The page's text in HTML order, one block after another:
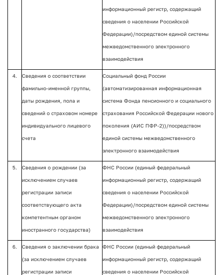
информационный регистр, содержащий
сведения о населении Российской
Федерации)/посредством единой системы
межведомственного электронного
взаимодействия
4. Сведения о соответствии
фамильно-именной группы,
даты рождения, пола и
сведений о страховом номере
индивидуального лицевого
счета
Социальный фонд России
(автоматизированная информационная
система Фонда пенсионного и социального
страхования Российской Федерации нового
поколения (АИС ПФР-2))/посредством
единой системы межведомственного
электронного взаимодействия
5. Сведения о рождении (за
исключением случаев
регистрации записи
соответствующего акта
компетентным органом
иностранного государства)
ФНС России (единый федеральный
информационный регистр, содержащий
сведения о населении Российской
Федерации)/посредством единой системы
межведомственного электронного
взаимодействия
6. Сведения о заключении брака
(за исключением случаев
регистрации записи
ФНС России (единый федеральный
информационный регистр, содержащий
сведения о населении Российской